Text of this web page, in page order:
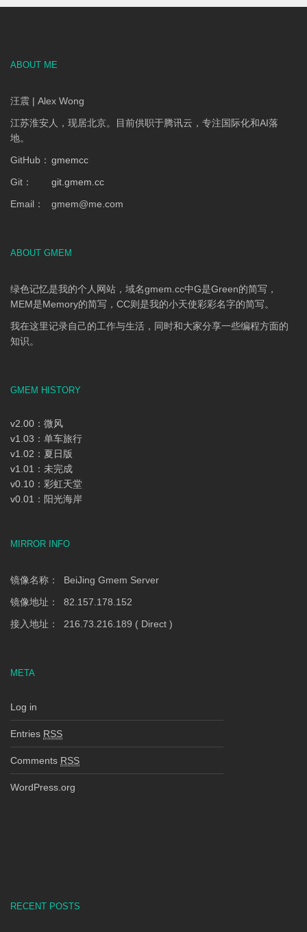
ABOUT ME
汪震 | Alex Wong
江苏淮安人，现居北京。目前供职于腾讯云，专注国际化和AI落
地。
GitHub： gmemcc
Git：
git.gmem.cc
Email：
gmem@me.com
ABOUT GMEM
绿色记忆是我的个人网站，域名gmem.cc中G是Green的简写，
MEM是Memory的简写，CC则是我的小天使彩彩名字的简写。
我在这里记录自己的工作与生活，同时和大家分享一些编程方面的
知识。
GMEM HISTORY
v2.00：微风
v1.03：单车旅行
v1.02：夏日版
v1.01：未完成
v0.10：彩虹天堂
v0.01：阳光海岸
MIRROR INFO
镜像名称： BeiJing Gmem Server
镜像地址： 82.157.178.152
接入地址： 216.73.216.189 ( Direct )
META
Log in
Entries RSS
Comments RSS
WordPress.org
RECENT POSTS